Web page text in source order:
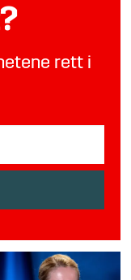
rett i